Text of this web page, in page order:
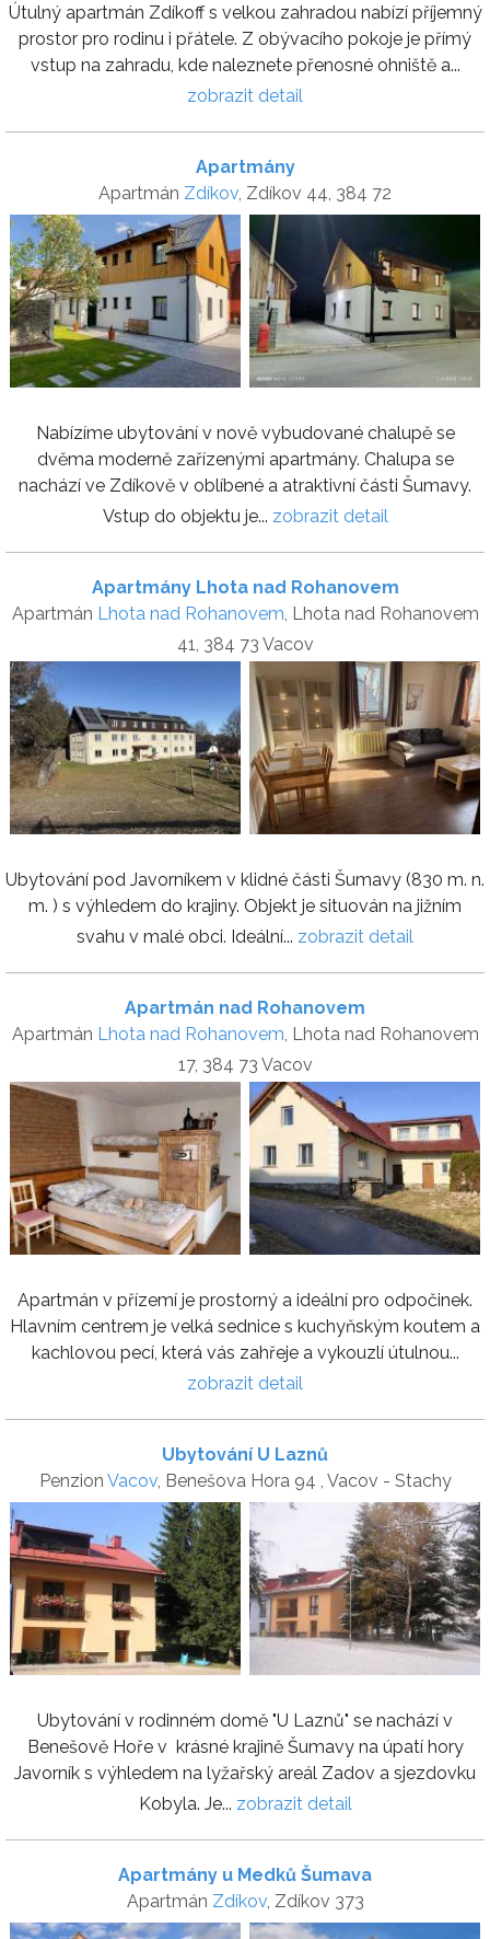
Útulný apartmán Zdíkoff s velkou zahradou nabízí příjemný
prostor pro rodinu i přátele. Z obývacího pokoje je přímý
vstup na zahradu, kde naleznete přenosné ohniště a...
zobrazit detail
Apartmány
Apartmán Zdíkov , Zdíkov 44, 384 72
Nabízíme ubytování v nově vybudované chalupě se
dvěma moderně zařízenými apartmány. Chalupa se
nachází ve Zdíkově v oblíbené a atraktivní části Šumavy.
Vstup do objektu je... zobrazit detail
Apartmány Lhota nad Rohanovem
Apartmán Lhota nad Rohanovem , Lhota nad Rohanovem
41, 384 73 Vacov
Ubytování pod Javorníkem v klidné části Šumavy (830 m. n.
m. ) s výhledem do krajiny. Objekt je situován na jižním
svahu v malé obci. Ideální... zobrazit detail
Apartmán nad Rohanovem
Apartmán Lhota nad Rohanovem, Lhota nad Rohanovem
17, 384 73 Vacov
Apartmán v přízemí je prostorný a ideální pro odpočinek.
Hlavním centrem je velká sednice s kuchyňským koutem a
kachlovou pecí, která vás zahřeje a vykouzlí útulnou...
zobrazit detail
Ubytování U Laznů
Penzion Vacov, Benešova Hora 94 , Vacov - Stachy
Ubytování v rodinném domě "U Laznů" se nachází v
Benešově Hoře v krásné krajině Šumavy na úpatí hory
Javorník s výhledem na lyžařský areál Zadov a sjezdovku
Kobyla. Je... zobrazit detail
Apartmány u Medků Šumava
Apartmán Zdíkov, Zdíkov 373